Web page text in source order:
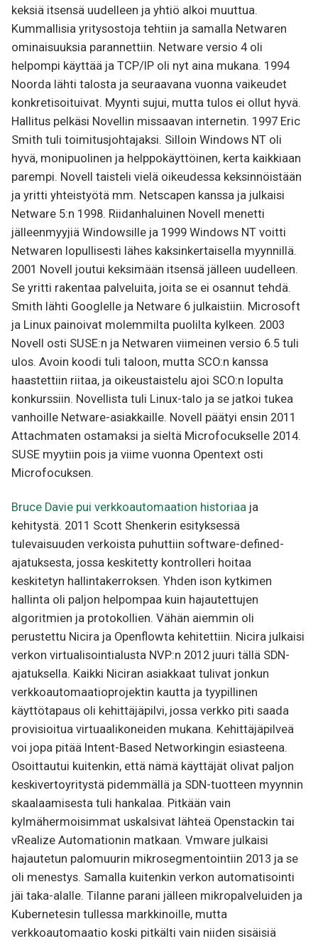
keksiä itsensä uudelleen ja yhtiö alkoi muuttua.
Kummallisia yritysostoja tehtiin ja samalla Netwaren
ominaisuuksia parannettiin. Netware versio 4 oli
helpompi käyttää ja TCP/IP oli nyt aina mukana. 1994
Noorda lähti talosta ja seuraavana vuonna vaikeudet
konkretisoituivat. Myynti sujui, mutta tulos ei ollut hyvä.
Hallitus pelkäsi Novellin missaavan internetin. 1997 Eric
Smith tuli toimitusjohtajaksi. Silloin Windows NT oli
hyvä, monipuolinen ja helppokäyttöinen, kerta kaikkiaan
parempi. Novell taisteli vielä oikeudessa keksinnöistään
ja yritti yhteistyötä mm. Netscapen kanssa ja julkaisi
Netware 5:n 1998. Riidanhaluinen Novell menetti
jälleenmyyjiä Windowsille ja 1999 Windows NT voitti
Netwaren lopullisesti lähes kaksinkertaisella myynnillä.
2001 Novell joutui keksimään itsensä jälleen uudelleen.
Se yritti rakentaa palveluita, joita se ei osannut tehdä.
Smith lähti Googlelle ja Netware 6 julkaistiin. Microsoft
ja Linux painoivat molemmilta puolilta kylkeen. 2003
Novell osti SUSE:n ja Netwaren viimeinen versio 6.5 tuli
ulos. Avoin koodi tuli taloon, mutta SCO:n kanssa
haastettiin riitaa, ja oikeustaistelu ajoi SCO:n lopulta
konkurssiin. Novellista tuli Linux-talo ja se jatkoi tukea
vanhoille Netware-asiakkaille. Novell päätyi ensin 2011
Attachmaten ostamaksi ja sieltä Microfocukselle 2014.
SUSE myytiin pois ja viime vuonna Opentext osti
Microfocuksen.
Bruce Davie pui verkkoautomaation historiaa ja
kehitystä. 2011 Scott Shenkerin esityksessä
tulevaisuuden verkoista puhuttiin software-defined-
ajatuksesta, jossa keskitetty kontrolleri hoitaa
keskitetyn hallintakerroksen. Yhden ison kytkimen
hallinta oli paljon helpompaa kuin hajautettujen
algoritmien ja protokollien. Vähän aiemmin oli
perustettu Nicira ja Openflowta kehitettiin. Nicira julkaisi
verkon virtualisointialusta NVP:n 2012 juuri tällä SDN-
ajatuksella. Kaikki Niciran asiakkaat tulivat jonkun
verkkoautomaatioprojektin kautta ja tyypillinen
käyttötapaus oli kehittäjäpilvi, jossa verkko piti saada
provisioitua virtuaalikoneiden mukana. Kehittäjäpilveä
voi jopa pitää Intent-Based Networkingin esiasteena.
Osoittautui kuitenkin, että nämä käyttäjät olivat paljon
keskivertoyritystä pidemmällä ja SDN-tuotteen myynnin
skaalaamisesta tuli hankalaa. Pitkään vain
kylmähermoisimmat uskalsivat lähteä Openstackin tai
vRealize Automationin matkaan. Vmware julkaisi
hajautetun palomuurin mikrosegmentointiin 2013 ja se
oli menestys. Samalla kuitenkin verkon automatisointi
jäi taka-alalle. Tilanne parani jälleen mikropalveluiden ja
Kubernetesin tullessa markkinoille, mutta
verkkoautomaatio koski pitkälti vain niiden sisäisiä